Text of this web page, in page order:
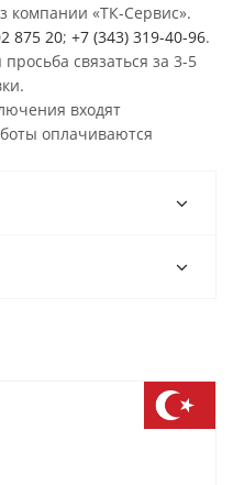
компании «ТК-Сервис».
875 20; +7 (343) 319-40-96.
связаться за 3-5
входят
оплачиваются